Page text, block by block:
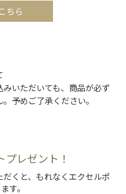
ちら
いただいても、商品が必ず
予めご了承ください。
レゼント！
くと、もれなくエクセルポ
す。